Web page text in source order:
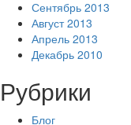
Сентябрь 2013
Август 2013
Апрель 2013
Декабрь 2010
Рубрики
Блог